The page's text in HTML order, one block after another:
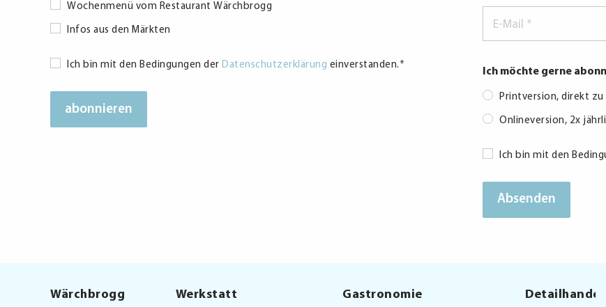
Wochenmenü vom Restaurant Wärchbrogg
Infos aus den Märkten
Datenschutzerklärung
Ich bin mit den Bedingungen der Datenschutzerklärung einverstanden. *
Mail
Ich möchte gerne
Printversion, direkt zu
Onlineversion, 2x
Consent
Ich bin mit den
Wärchbrogg Werkstatt Gastronomie Detailhandel